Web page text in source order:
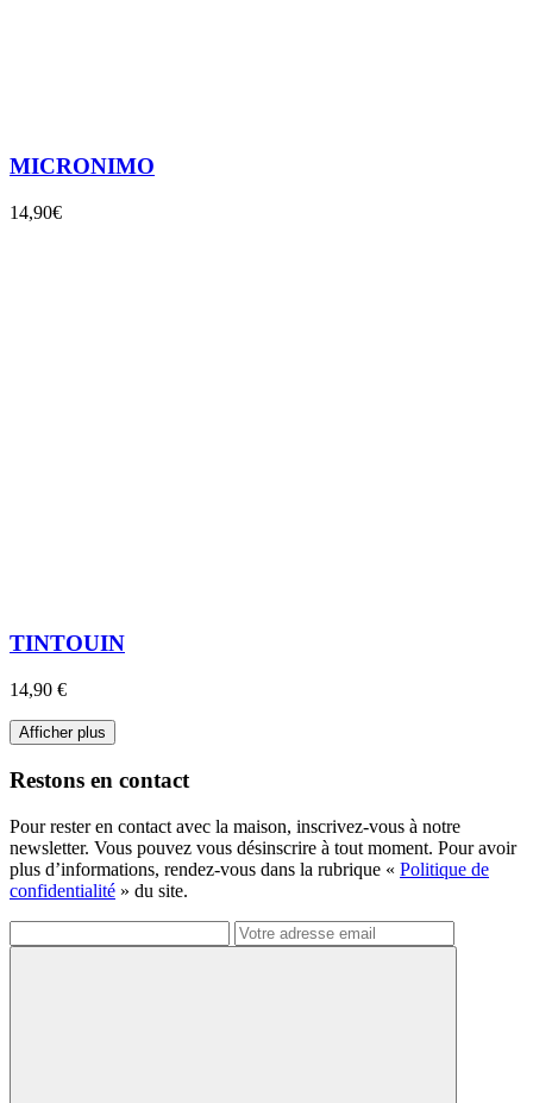
MICRONIMO
14,90€
TINTOUIN
14,90 €
Afficher plus
Restons en contact
Pour rester en contact avec la maison, inscrivez-vous à notre
newsletter. Vous pouvez vous désinscrire à tout moment. Pour avoir
plus d’informations, rendez-vous dans la rubrique « Politique de
confidentialité » du site.